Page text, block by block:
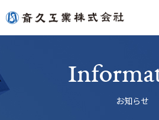
お知らせ